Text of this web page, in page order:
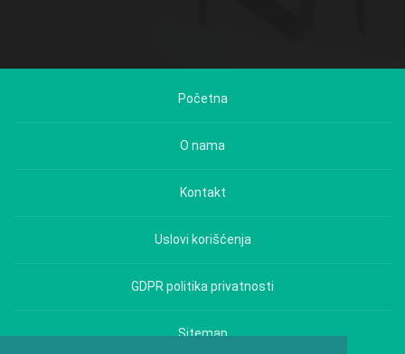
Početna
O nama
Kontakt
Uslovi korišćenja
GDPR politika privatnosti
Sitemap